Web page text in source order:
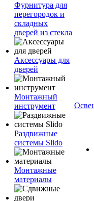
Фурнитура для
перегородок и
складных
дверей из стекла
Аксессуары для
дверей
Монтажный
инструмент
Раздвижные
системы Slido
Монтажные
материалы